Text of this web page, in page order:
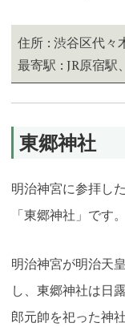
住所 : 渋谷区代々
最寄駅 : JR原宿駅
東郷神社
明治神宮に参拝し
「東郷神社」です。
明治神宮が明治天
し、東郷神社は日
郎元帥を祀った神社